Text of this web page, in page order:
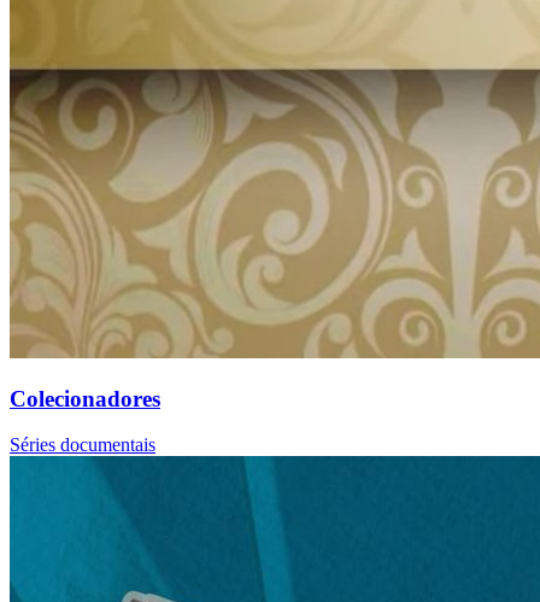
Colecionadores
Séries documentais